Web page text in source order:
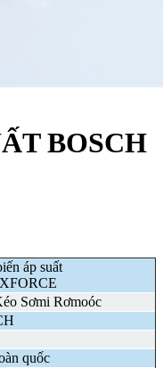
BOSCH
áp suất
Sơmi Rơmoóc
quốc